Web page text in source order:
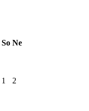
So Ne
1 2